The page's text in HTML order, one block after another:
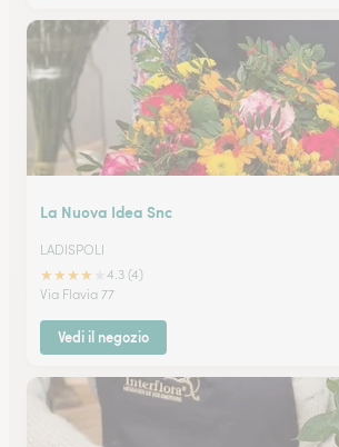
La Nuova Idea Snc
LADISPOLI
★★★★
4.3 (4)
Via Flavia 77
Vedi il negozio